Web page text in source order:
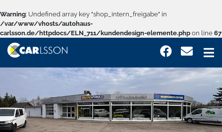
Warning: Undefined array key "shop_intern_freigabe" in
/var/www/vhosts/autohaus-
carlsson.de/httpdocs/ELN_711/kundendesign-elemente.php on line 67